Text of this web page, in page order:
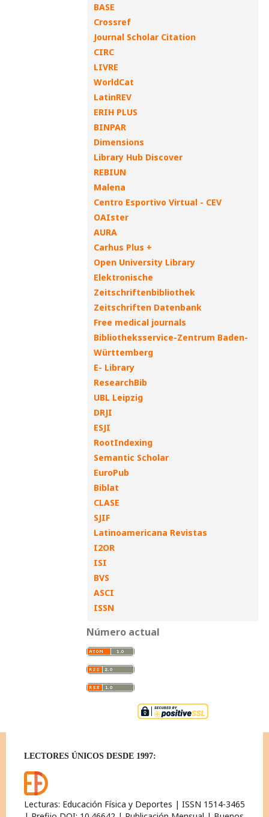
BASE
Crossref
Journal Scholar Citation
CIRC
LIVRE
WorldCat
LatinREV
ERIH PLUS
BINPAR
Dimensions
Library Hub Discover
REBIUN
Malena
Centro Esportivo Virtual - CEV
OAIster
AURA
Carhus Plus +
Open University Library
Elektronische
Zeitschriftenbibliothek
Zeitschriften Datenbank
Free medical journals
Bibliotheksservice-Zentrum Baden-
Württemberg
E- Library
ResearchBib
UBL Leipzig
DRJI
ESJI
RootIndexing
Semantic Scholar
EuroPub
Biblat
CLASE
SJIF
Latinoamericana Revistas
I2OR
ISI
BVS
ASCI
ISSN
Número actual
LECTORES ÚNICOS DESDE 1997:
Lecturas: Educación Física y Deportes | ISSN 1514-3465